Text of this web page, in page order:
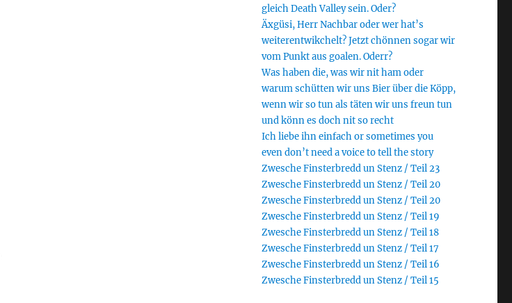
gleich Death Valley sein. Oder?
Äxgüsi, Herr Nachbar oder wer hat’s
weiterentwikchelt? Jetzt chönnen sogar wir
vom Punkt aus goalen. Oderr?
Was haben die, was wir nit ham oder
warum schütten wir uns Bier über die Köpp,
wenn wir so tun als täten wir uns freun tun
und könn es doch nit so recht
Ich liebe ihn einfach or sometimes you
even don’t need a voice to tell the story
Zwesche Finsterbredd un Stenz / Teil 23
Zwesche Finsterbredd un Stenz / Teil 20
Zwesche Finsterbredd un Stenz / Teil 20
Zwesche Finsterbredd un Stenz / Teil 19
Zwesche Finsterbredd un Stenz / Teil 18
Zwesche Finsterbredd un Stenz / Teil 17
Zwesche Finsterbredd un Stenz / Teil 16
Zwesche Finsterbredd un Stenz / Teil 15